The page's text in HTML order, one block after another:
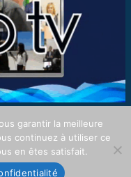
garantir la meilleure
continuez à utiliser ce
en êtes satisfait.